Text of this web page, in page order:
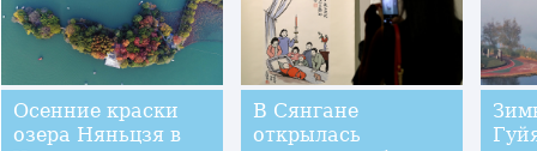
Осенние краски
озера Няньцзя в
В Сянгане
открылась